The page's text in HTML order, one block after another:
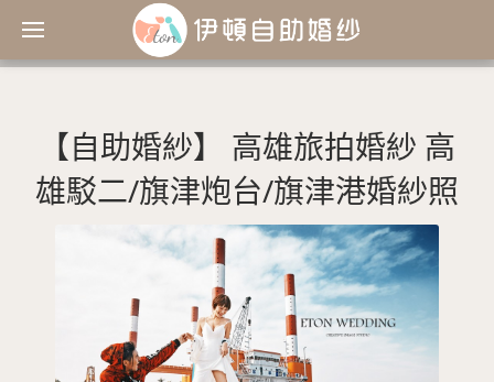
【自助婚紗】 高雄旅拍婚紗 高
雄駁二/旗津炮台/旗津港婚紗照